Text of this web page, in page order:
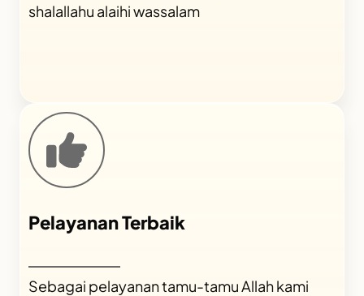
shalallahu alaihi wassalam
Pelayanan Terbaik
Sebagai pelayanan tamu-tamu Allah kami